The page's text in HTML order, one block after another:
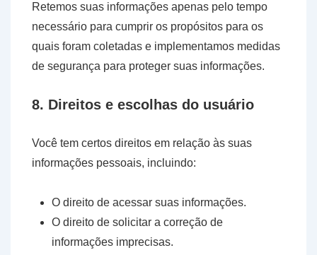
Retemos suas informações apenas pelo tempo
necessário para cumprir os propósitos para os
quais foram coletadas e implementamos medidas
de segurança para proteger suas informações.
8. Direitos e escolhas do usuário
Você tem certos direitos em relação às suas
informações pessoais, incluindo:
O direito de acessar suas informações.
O direito de solicitar a correção de
informações imprecisas.